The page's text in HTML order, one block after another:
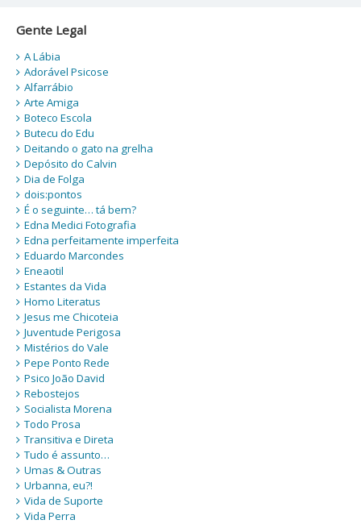
Gente Legal
A Lábia
Adorável Psicose
Alfarrábio
Arte Amiga
Boteco Escola
Butecu do Edu
Deitando o gato na grelha
Depósito do Calvin
Dia de Folga
dois:pontos
É o seguinte… tá bem?
Edna Medici Fotografia
Edna perfeitamente imperfeita
Eduardo Marcondes
Eneaotil
Estantes da Vida
Homo Literatus
Jesus me Chicoteia
Juventude Perigosa
Mistérios do Vale
Pepe Ponto Rede
Psico João David
Rebostejos
Socialista Morena
Todo Prosa
Transitiva e Direta
Tudo é assunto…
Umas & Outras
Urbanna, eu?!
Vida de Suporte
Vida Perra